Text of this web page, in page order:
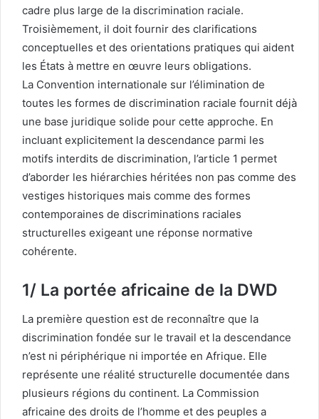
cadre plus large de la discrimination raciale.
Troisièmement, il doit fournir des clarifications
conceptuelles et des orientations pratiques qui aident
les États à mettre en œuvre leurs obligations.
La Convention internationale sur l’élimination de
toutes les formes de discrimination raciale fournit déjà
une base juridique solide pour cette approche. En
incluant explicitement la descendance parmi les
motifs interdits de discrimination, l’article 1 permet
d’aborder les hiérarchies héritées non pas comme des
vestiges historiques mais comme des formes
contemporaines de discriminations raciales
structurelles exigeant une réponse normative
cohérente.
1/ La portée africaine de la DWD
La première question est de reconnaître que la
discrimination fondée sur le travail et la descendance
n’est ni périphérique ni importée en Afrique. Elle
représente une réalité structurelle documentée dans
plusieurs régions du continent. La Commission
africaine des droits de l’homme et des peuples a